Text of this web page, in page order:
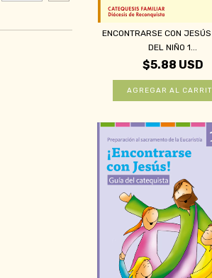
ENCONTRARSE CON
DEL NIÑO 1...
$5.88 USD